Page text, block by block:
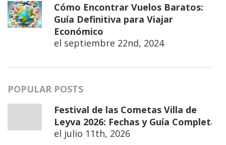
Cómo Encontrar Vuelos Baratos:
Guía Definitiva para Viajar
Económico
el septiembre 22nd, 2024
POPULAR POSTS
Festival de las Cometas Villa de
Leyva 2026: Fechas y Guía Completa
el julio 11th, 2026